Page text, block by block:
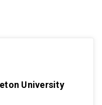
University